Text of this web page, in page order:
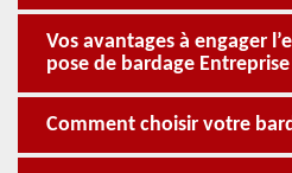
Vos avantages à engager
pose de bardage
Comment choisir votre